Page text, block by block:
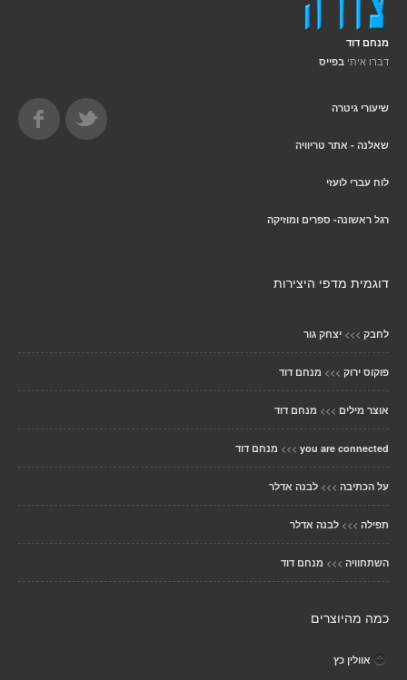
מנחם דוד
דברו איתי בפייס
שיעורי גיטרה
שאלנה - אתר טריוויה
לוח עברי לועזי
רגל ראשונה- ספרים ומוזיקה
דוגמית מדפי היצירות
לחבק >>> יצחק גור
פוקוס ירוק >>> מנחם דוד
אוצר מילים >>> מנחם דוד
you are connected
>>> מנחם דוד
על הכתיבה >>> לבנה אדלר
תפילה >>> לבנה אדלר
השתחוויה >>> מנחם דוד
כמה מהיוצרים
אוולין כץ